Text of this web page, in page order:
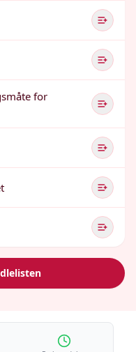
for